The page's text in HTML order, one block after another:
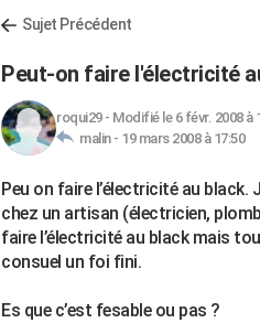
Sujet Précédent
Peut-on faire l'électricité
roqui29- Modifié le 6 févr. 2008 à
malin - 19 mars 2008 à 17:50
Peu on faire l’électricité au black.
chez un artisan (électricien,
faire l’électricité au black mais
consuel un foi fini.
Es que c’est fesable ou pas ?